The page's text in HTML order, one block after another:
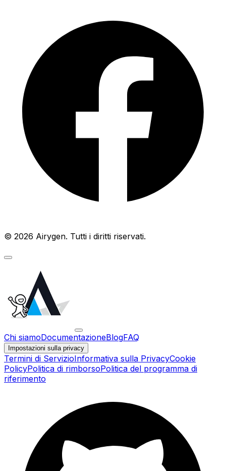
© 2026 Airygen. Tutti i diritti riservati.
Chi siamoDocumentazioneBlogFAQ
Impostazioni sulla privacy
Termini di ServizioInformativa sulla PrivacyCookie
PolicyPolitica di rimborsoPolitica del programma di
riferimento